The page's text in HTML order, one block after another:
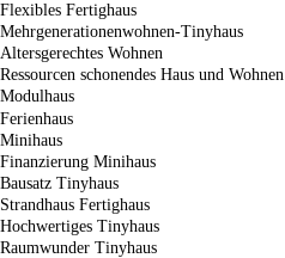
Flexibles Fertighaus
Mehrgenerationenwohnen-Tinyhaus
Altersgerechtes Wohnen
Ressourcen schonendes Haus und Wohnen
Modulhaus
Ferienhaus
Minihaus
Finanzierung Minihaus
Bausatz Tinyhaus
Strandhaus Fertighaus
Hochwertiges Tinyhaus
Raumwunder Tinyhaus